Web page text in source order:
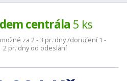
centrála 5 ks
za 2 - 3 pr. dny /doručení 1 -
2 pr. dny od odeslání